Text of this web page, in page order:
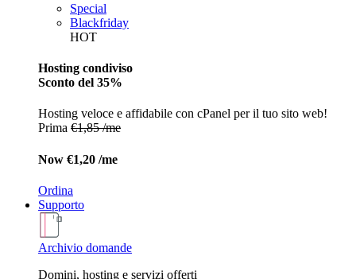
Special
Blackfriday
HOT
Hosting condiviso
Sconto del 35%
Hosting veloce e affidabile con cPanel per il tuo sito web!
Prima €1,85 /me
Now €1,20 /me
Ordina
Supporto
Archivio domande
Domini, hosting e servizi offerti